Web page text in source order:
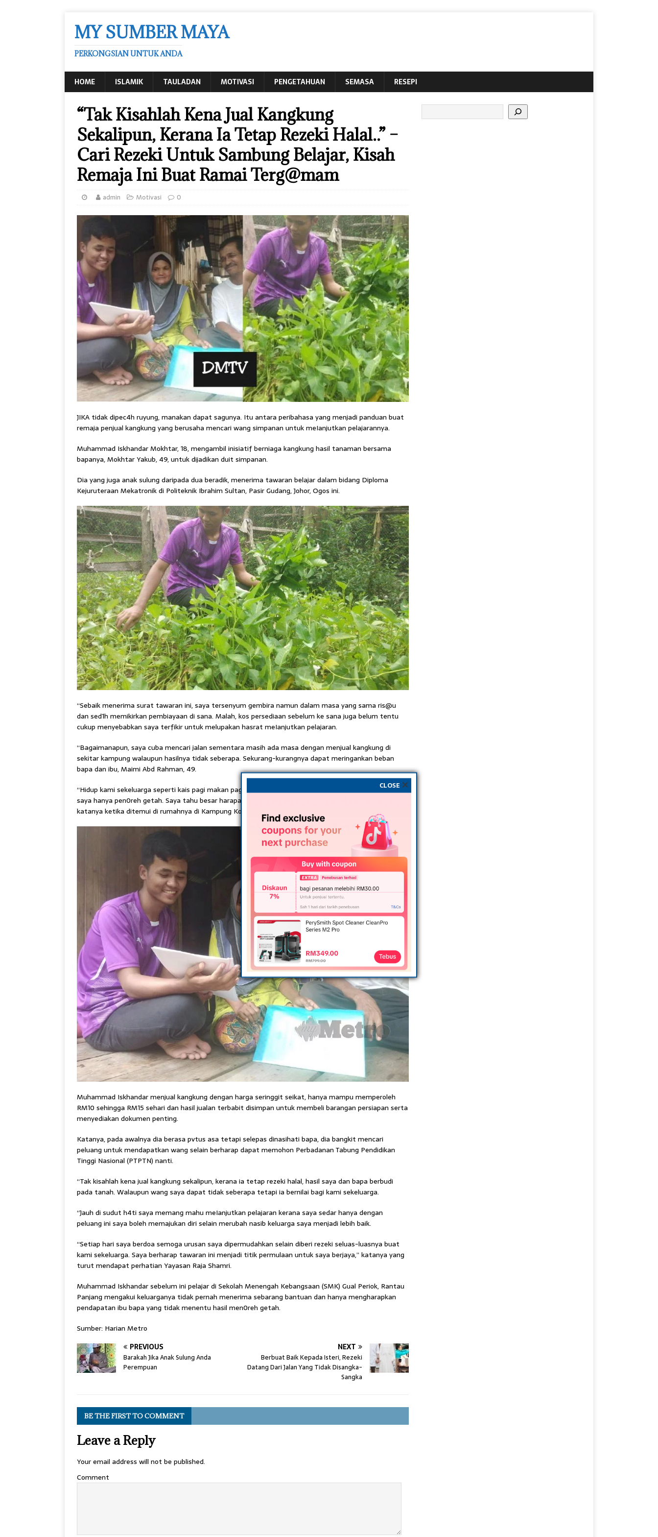
MY SUMBER MAYA
PERKONGSIAN UNTUK ANDA
HOME ISLAMIK TAULADAN MOTIVASI PENGETAHUAN SEMASA RESEPI
“Tak Kisahlah Kena Jual Kangkung
Sekalipun, Kerana Ia Tetap Rezeki Halal..” –
Cari Rezeki Untuk Sambung Belajar, Kisah
Remaja Ini Buat Ramai Terg@mam
admin Motivasi 0
JIKA tidak dipec4h ruyung, manakan dapat sagunya. Itu antara peribahasa yang menjadi panduan buat
remaja penjual kangkung yang berusaha mencari wang simpanan untuk meIanjutkan pelajarannya.
Muhammad Iskhandar Mokhtar, 18, mengambil inisiatif berniaga kangkung hasil tanaman bersama
bapanya, Mokhtar Yakub, 49, untuk dijadikan duit simpanan.
Dia yang juga anak sulung daripada dua beradik, menerima tawaran belajar dalam bidang Diploma
Kejuruteraan Mekatronik di Politeknik Ibrahim Sultan, Pasir Gudang, Johor, Ogos ini.
“Sebaik menerima surat tawaran ini, saya tersenyum gembira namun dalam masa yang sama ris@u
dan sed1h memikirkan pembiayaan di sana. Malah, kos persediaan sebelum ke sana juga belum tentu
cukup menyebabkan saya terfikir untuk melupakan hasrat meIanjutkan pelajaran.
“Bagaimanapun, saya cuba mencari jalan sementara masih ada masa dengan menjual kangkung di
sekitar kampung walaupun hasilnya tidak seberapa. Sekurang-kurangnya dapat meringankan beban
bapa dan ibu, Maimi Abd Rahman, 49.
“Hidup kami sekeluarga seperti kais pagi makan pagi, kais petang makan petang, yang mana ibu bapa
saya hanya pen0reh getah. Saya tahu besar harapan kedua-dua orang tua untuk melihat saya berjaya,”
katanya ketika ditemui di rumahnya di Kampung Kok Kiyeh, Gual Sitok, Rantau Panjang, semalam.
Muhammad Iskhandar menjual kangkung dengan harga seringgit seikat, hanya mampu memperoleh
RM10 sehingga RM15 sehari dan hasil jualan terbabit disimpan untuk membeli barangan persiapan serta
menyediakan dokumen penting.
Katanya, pada awalnya dia berasa pvtus asa tetapi selepas dinasihati bapa, dia bangkit mencari
peluang untuk mendapatkan wang selain berharap dapat memohon Perbadanan Tabung Pendidikan
Tinggi Nasional (PTPTN) nanti.
“Tak kisahlah kena jual kangkung sekalipun, kerana ia tetap rezeki halal, hasil saya dan bapa berbudi
pada tanah. Walaupun wang saya dapat tidak seberapa tetapi ia bernilai bagi kami sekeluarga.
“Jauh di sudut h4ti saya memang mahu meIanjutkan pelajaran kerana saya sedar hanya dengan
peluang ini saya boleh memajukan diri selain merubah nasib keluarga saya menjadi lebih baik.
“Setiap hari saya berdoa semoga urusan saya dipermudahkan selain diberi rezeki seluas-luasnya buat
kami sekeluarga. Saya berharap tawaran ini menjadi titik permulaan untuk saya berjaya,” katanya yang
turut mendapat perhatian Yayasan Raja Shamri.
Muhammad Iskhandar sebelum ini pelajar di Sekolah Menengah Kebangsaan (SMK) Gual Periok, Rantau
Panjang mengakui keluarganya tidak pernah menerima sebarang bantuan dan hanya mengharapkan
pendapatan ibu bapa yang tidak menentu hasil men0reh getah.
Sumber: Harian Metro
PREVIOUS
Barakah Jika Anak Sulung Anda
Perempuan
NEXT
Berbuat Baik Kepada Isteri, Rezeki
Datang Dari Jalan Yang Tidak Disangka-
Sangka
BE THE FIRST TO COMMENT
Leave a Reply
Your email address will not be published.
Comment
CLOSE